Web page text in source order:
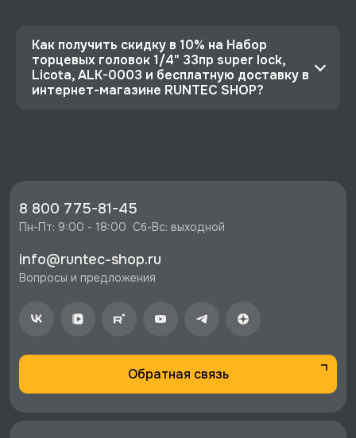
Как получить скидку в 10% на Набор
торцевых головок 1/4" 33пр super lock,
Licota, ALK-0003 и бесплатную доставку в
интернет-магазине RUNTEC SHOP?
руб.
⚡️ Бесплатная доставка в Москве, Санкт-
стоимости заказа.
8 800 775-81-45
Пн-Пт: 9:00 - 18:00  Сб-Вс: выходной
info@runtec-shop.ru
Вопросы и предложения
Обратная связь